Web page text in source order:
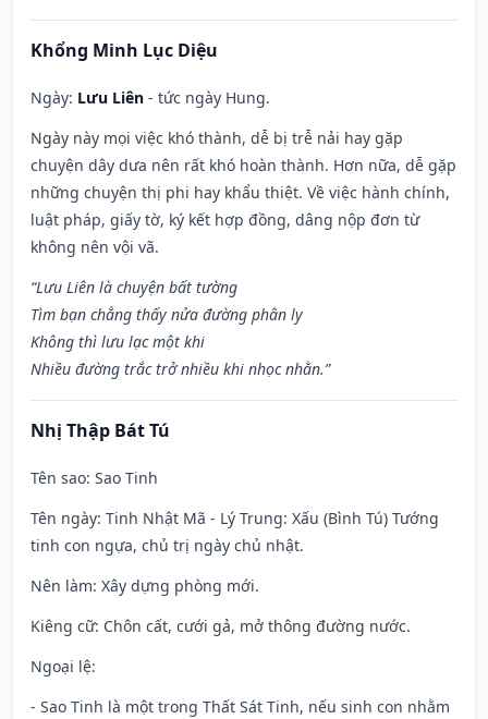
Khổng Minh Lục Diệu
Ngày: Lưu Liên - tức ngày Hung.
Ngày này mọi việc khó thành, dễ bị trễ nải hay gặp
chuyện dây dưa nên rất khó hoàn thành. Hơn nữa, dễ gặp
những chuyện thị phi hay khẩu thiệt. Về việc hành chính,
luật pháp, giấy tờ, ký kết hợp đồng, dâng nộp đơn từ
không nên vội vã.
“Lưu Liên là chuyện bất tường
Tìm bạn chẳng thấy nửa đường phân ly
Không thì lưu lạc một khi
Nhiều đường trắc trở nhiều khi nhọc nhằn.”
Nhị Thập Bát Tú
Tên sao: Sao Tinh
Tên ngày: Tinh Nhật Mã - Lý Trung: Xấu (Bình Tú) Tướng
tinh con ngựa, chủ trị ngày chủ nhật.
Nên làm: Xây dựng phòng mới.
Kiêng cữ: Chôn cất, cưới gả, mở thông đường nước.
Ngoại lệ:
- Sao Tinh là một trong Thất Sát Tinh, nếu sinh con nhằm